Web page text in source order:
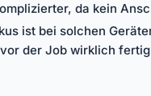
da kein
ist bei solchen
der Job wirklich